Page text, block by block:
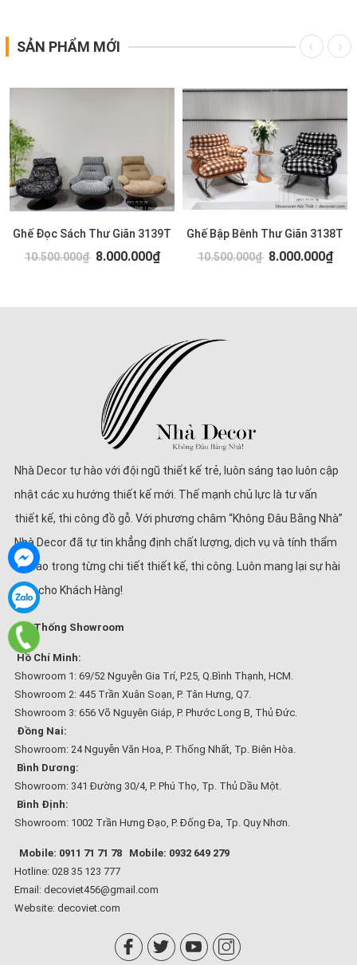
SẢN PHẨM MỚI
Ghế Đọc Sách Thư Giãn 3139T
10.500.000₫ 8.000.000₫
Ghế Bập Bênh Thư Giãn 3138T
10.500.000₫ 8.000.000₫
Nhà Decor tự hào với đội ngũ thiết kế trẻ, luôn sáng tạo luôn cập
nhật các xu hướng thiết kế mới. Thế mạnh chủ lực là tư vấn
thiết kế, thi công đồ gỗ. Với phương châm “Không Đâu Bằng Nhà”
Nhà Decor đã tự tin khẳng định chất lượng, dịch vụ và tính thẩm
mĩ cao trong từng chi tiết thiết kế, thi công. Luôn mang lại sự hài
lòng cho Khách Hàng!
Hệ Thống Showroom
Hồ Chí Minh:
Showroom 1: 69/52 Nguyễn Gia Trí, P.25, Q.Bình Thạnh, HCM.
Showroom 2: 445 Trần Xuân Soạn, P. Tân Hưng, Q7.
Showroom 3: 656 Võ Nguyên Giáp, P. Phước Long B, Thủ Đức.
Đồng Nai:
Showroom: 24 Nguyễn Văn Hoa, P. Thống Nhất, Tp. Biên Hòa.
Bình Dương:
Showroom: 341 Đường 30/4, P. Phú Thọ, Tp. Thủ Dầu Một.
Bình Định:
Showroom: 1002 Trần Hưng Đạo, P. Đống Đa, Tp. Quy Nhơn.
Mobile: 0911 71 71 78
Mobile: 0932 649 279
Hotline: 028 35 123 777
Email: decoviet456@gmail.com
Website: decoviet.com